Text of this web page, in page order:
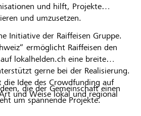
und hilft, Projekte
und umzusetzen.
Initiative der Raiffeisen Gruppe.
ermöglicht Raiffeisen den
lokalhelden.ch eine breite
gerne bei der Realisierung.
die Idee des Crowdfunding auf
und Weise lokal und regional
die der Gemeinschaft einen
um spannende Projekte.